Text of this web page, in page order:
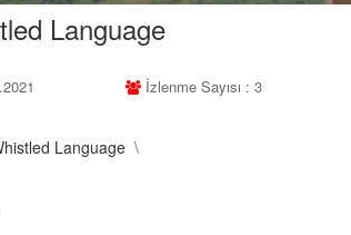
Language
İzlenme Sayısı : 3
Language \